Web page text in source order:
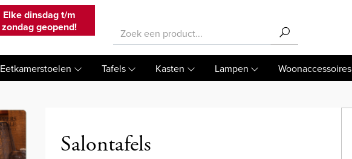
Elke dinsdag t/m
zondag geopend!
Eetkamerstoelen Tafels Kasten Lampen Woonaccessoires
Salontafels